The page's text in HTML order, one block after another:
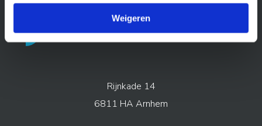
Weigeren
Rijnkade 14
6811 HA Arnhem